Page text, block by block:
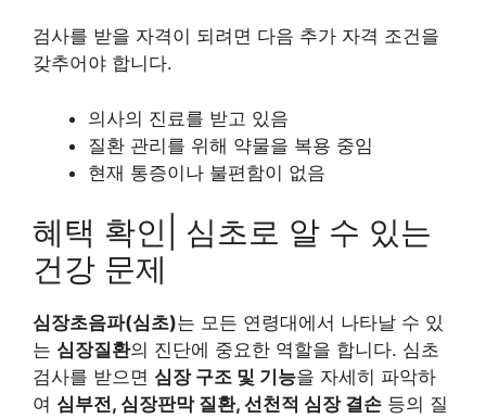
검사를 받을 자격이 되려면 다음 추가 자격 조건을
갖추어야 합니다.
의사의 진료를 받고 있음
질환 관리를 위해 약물을 복용 중임
현재 통증이나 불편함이 없음
혜택 확인| 심초로 알 수 있는
건강 문제
심장초음파(심초)는 모든 연령대에서 나타날 수 있
는 심장질환의 진단에 중요한 역할을 합니다. 심초
검사를 받으면 심장 구조 및 기능을 자세히 파악하
여 심부전, 심장판막 질환, 선천적 심장 결손 등의 질